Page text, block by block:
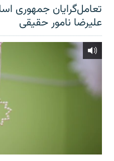
تعامل‌گرایان جمهوری
علیرضا نامور حقیقی